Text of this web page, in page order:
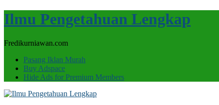
Ilmu Pengetahuan Lengkap
Fredikurniawan.com
Pasang Iklan Murah
Buy Adspace
Hide Ads for Premium Members